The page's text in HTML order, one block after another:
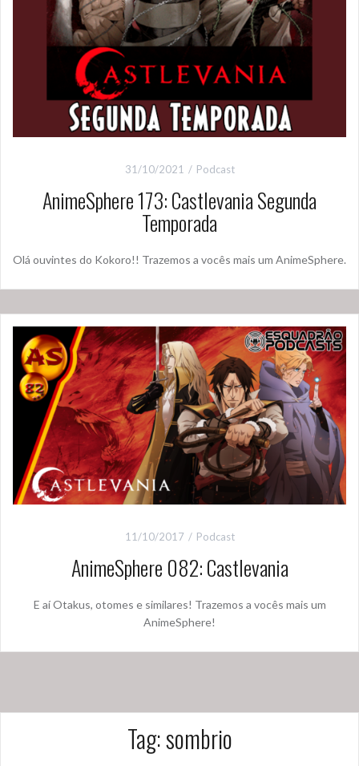
31/10/2021 Podcast
AnimeSphere 173: Castlevania Segunda
Temporada
Olá ouvintes do Kokoro!! Trazemos a vocês mais um AnimeSphere.
11/10/2017 Podcast
AnimeSphere 082: Castlevania
E aí Otakus, otomes e similares! Trazemos a vocês mais um
AnimeSphere!
Tag:sombrio